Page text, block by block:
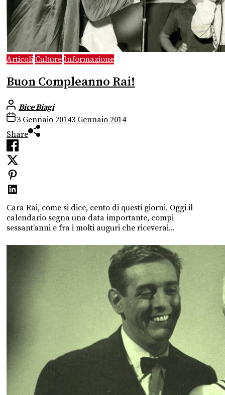
Articoli Culture Informazione
Buon Compleanno Rai!
Bice Biagi
3 Gennaio 20143 Gennaio 2014
Share
Cara Rai, come si dice, cento di questi giorni. Oggi il
calendario segna una data importante, compi
sessant’anni e fra i molti auguri che riceverai...